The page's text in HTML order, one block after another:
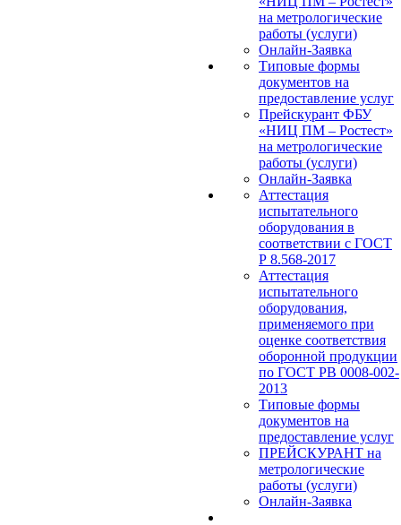
на метрологические
работы (услуги)
Онлайн-Заявка
Типовые формы
документов на
предоставление услуг
Прейскурант ФБУ
«НИЦ ПМ – Ростест»
на метрологические
работы (услуги)
Онлайн-Заявка
Аттестация
испытательного
оборудования в
соответствии с ГОСТ
Р 8.568-2017
Аттестация
испытательного
оборудования,
применяемого при
оценке соответствия
оборонной продукции
по ГОСТ РВ 0008-002-
2013
Типовые формы
документов на
предоставление услуг
ПРЕЙСКУРАНТ на
метрологические
работы (услуги)
Онлайн-Заявка